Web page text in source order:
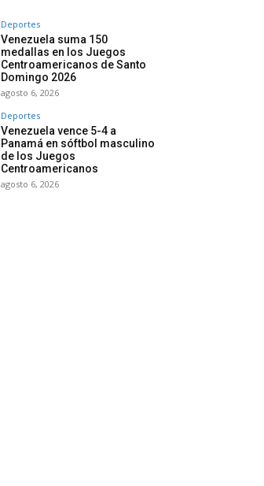
Deportes
Venezuela suma 150
medallas en los Juegos
Centroamericanos de Santo
Domingo 2026
agosto 6, 2026
Deportes
Venezuela vence 5-4 a
Panamá en sóftbol masculino
de los Juegos
Centroamericanos
agosto 6, 2026